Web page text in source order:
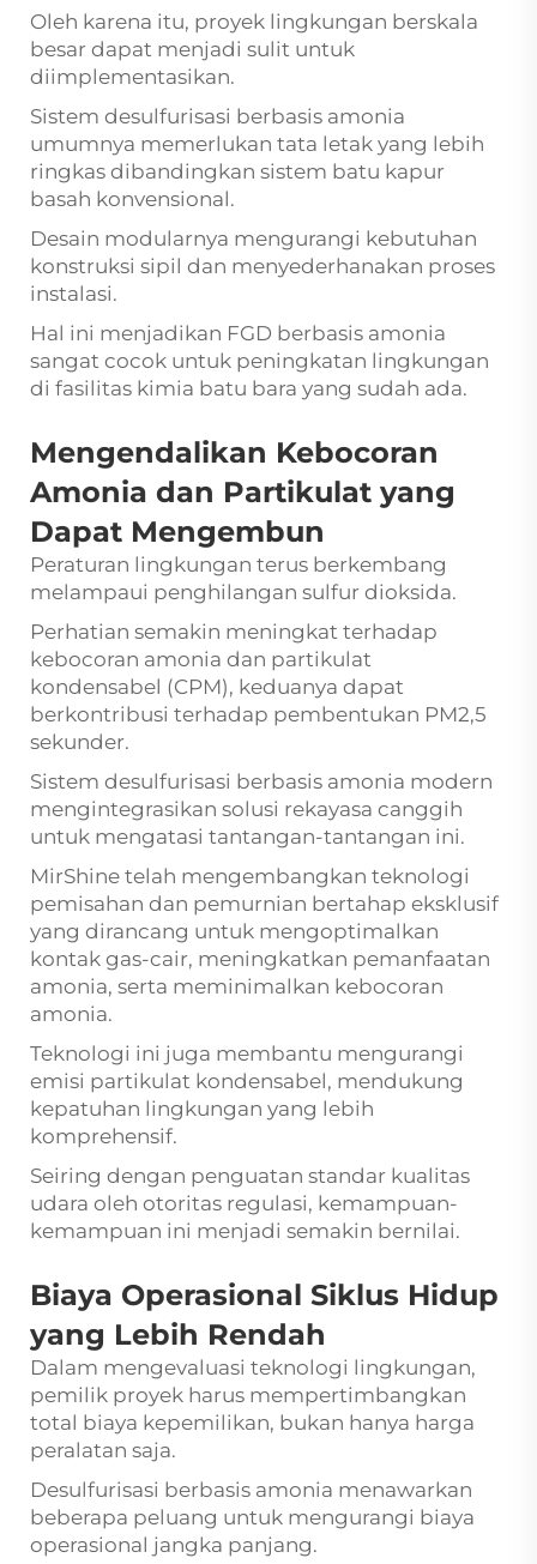
Oleh karena itu, proyek lingkungan berskala
besar dapat menjadi sulit untuk
diimplementasikan.
Sistem desulfurisasi berbasis amonia
umumnya memerlukan tata letak yang lebih
ringkas dibandingkan sistem batu kapur
basah konvensional.
Desain modularnya mengurangi kebutuhan
konstruksi sipil dan menyederhanakan proses
instalasi.
Hal ini menjadikan FGD berbasis amonia
sangat cocok untuk peningkatan lingkungan
di fasilitas kimia batu bara yang sudah ada.
Mengendalikan Kebocoran
Amonia dan Partikulat yang
Dapat Mengembun
Peraturan lingkungan terus berkembang
melampaui penghilangan sulfur dioksida.
Perhatian semakin meningkat terhadap
kebocoran amonia dan partikulat
kondensabel (CPM), keduanya dapat
berkontribusi terhadap pembentukan PM2,5
sekunder.
Sistem desulfurisasi berbasis amonia modern
mengintegrasikan solusi rekayasa canggih
untuk mengatasi tantangan-tantangan ini.
MirShine telah mengembangkan teknologi
pemisahan dan pemurnian bertahap eksklusif
yang dirancang untuk mengoptimalkan
kontak gas-cair, meningkatkan pemanfaatan
amonia, serta meminimalkan kebocoran
amonia.
Teknologi ini juga membantu mengurangi
emisi partikulat kondensabel, mendukung
kepatuhan lingkungan yang lebih
komprehensif.
Seiring dengan penguatan standar kualitas
udara oleh otoritas regulasi, kemampuan-
kemampuan ini menjadi semakin bernilai.
Biaya Operasional Siklus Hidup
yang Lebih Rendah
Dalam mengevaluasi teknologi lingkungan,
pemilik proyek harus mempertimbangkan
total biaya kepemilikan, bukan hanya harga
peralatan saja.
Desulfurisasi berbasis amonia menawarkan
beberapa peluang untuk mengurangi biaya
operasional jangka panjang.